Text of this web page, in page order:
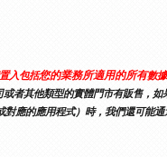
入包括您的業務所適用的所有數
其他類型的實體門市有販售，
應的應用程式）時，我們還可能